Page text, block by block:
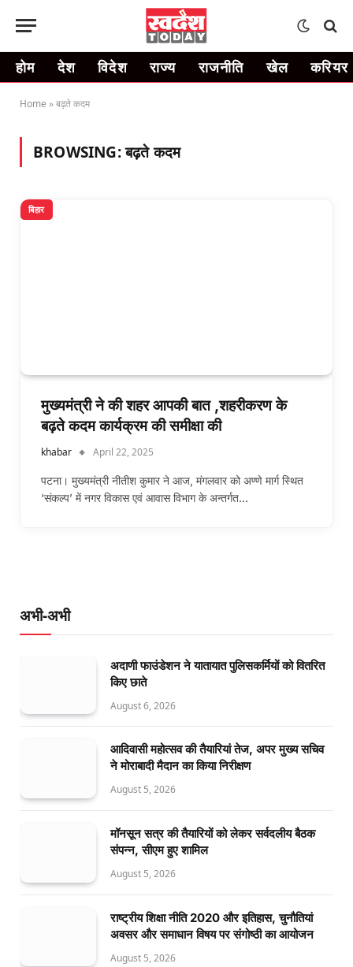
होम देश विदेश राज्य राजनीति खेल करियर
Home »बढ़ते कदम
BROWSING:बढ़ते कदम
बिहार
मुख्यमंत्री ने की शहर आपकी बात ,शहरीकरण के
बढ़ते कदम कार्यक्रम की समीक्षा की
khabar April 22, 2025
पटना। मुख्यमंत्री नीतीश कुमार ने आज, मंगलवार को अण्णे मार्ग स्थित
‘संकल्प’ में नगर विकास एवं आवास विभाग के अन्तर्गत…
अभी-अभी
अदाणी फाउंडेशन ने यातायात पुलिसकर्मियों को वितरित
किए छाते
August 6, 2026
आदिवासी महोत्सव की तैयारियां तेज, अपर मुख्य सचिव
ने मोराबादी मैदान का किया निरीक्षण
August 5, 2026
मॉनसून सत्र की तैयारियों को लेकर सर्वदलीय बैठक
संपन्न, सीएम हुए शामिल
August 5, 2026
राष्ट्रीय शिक्षा नीति 2020 और इतिहास, चुनौतियां
अवसर और समाधान विषय पर संगोष्ठी का आयोजन
August 5, 2026